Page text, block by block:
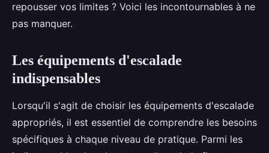
repousser vos limites ? Voici les incontournables à ne
pas manquer.
Les équipements d'escalade
indispensables
Lorsqu'il s'agit de choisir les équipements d'escalade
appropriés, il est essentiel de comprendre les besoins
spécifiques à chaque niveau de pratique. Parmi les